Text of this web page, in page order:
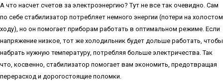
А что насчет счетов за электроэнергию? Тут не все так очевидно. Сам
по себе стабилизатор потребляет немного энергии (потери на холостом
ходу), но он помогает приборам работать в оптимальном режиме. Если
напряжение низкое, тот же холодильник будет дольше работать, чтобы
набрать нужную температуру, потребляя больше электричества. Так
что, косвенно, стабилизатор помогает вам экономить, предотвращая
перерасход и дорогостоящие поломки.